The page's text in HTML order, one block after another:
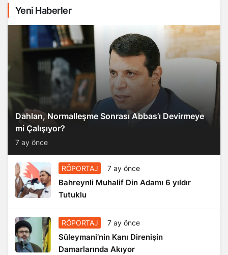
Yeni Haberler
Dahlan, Normalleşme Sonrası Abbas’ı Devirmeye
mi Çalışıyor?
7 ay önce
RÖPORTAJ 7 ay önce
Bahreynli Muhalif Din Adamı 6 yıldır
Tutuklu
RÖPORTAJ 7 ay önce
Süleymani’nin Kanı Direnişin
Damarlarında Akıyor